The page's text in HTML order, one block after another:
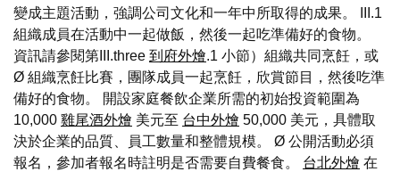
變成主題活動，強調公司文化和一年中所取得的成果。 III.1
組織成員在活動中一起做飯，然後一起吃準備好的食物。
資訊請參閱第III.three 到府外燴.1 小節）組織共同烹飪，或
Ø 組織烹飪比賽，團隊成員一起烹飪，欣賞節目，然後吃準
備好的食物。 開設家庭餐飲企業所需的初始投資範圍為
10,000 雞尾酒外燴 美元至 台中外燴 50,000 美元，具體取
決於企業的品質、員工數量和整體規模。 Ø 公開活動必須
報名，參加者報名時註明是否需要自費餐食。 台北外燴 在